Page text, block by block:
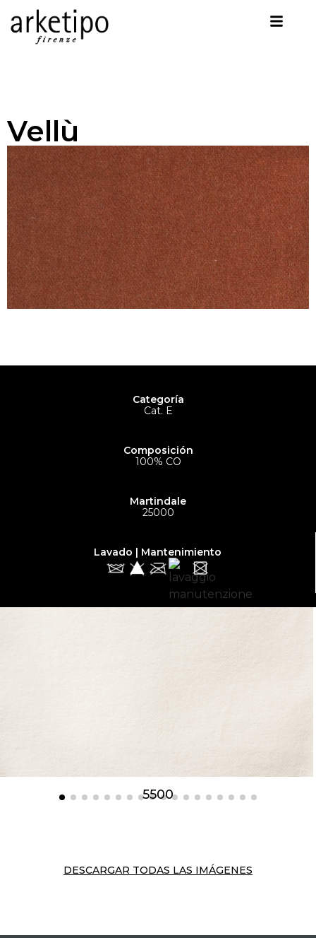
Vellù
Categoría
Cat. E
Composición
100% CO
Martindale
25000
Lavado | Mantenimiento
5500
DESCARGAR TODAS LAS IMÁGENES